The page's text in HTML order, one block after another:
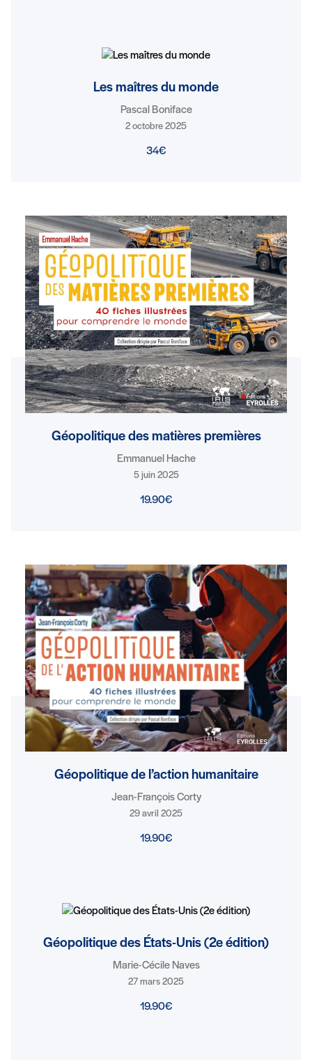
Les maîtres du monde
Pascal Boniface
2 octobre 2025
34€
Géopolitique des matières premières
Emmanuel Hache
5 juin 2025
19.90€
Géopolitique de l’action humanitaire
Jean-François Corty
29 avril 2025
19.90€
Géopolitique des États-Unis (2e édition)
Marie-Cécile Naves
27 mars 2025
19.90€